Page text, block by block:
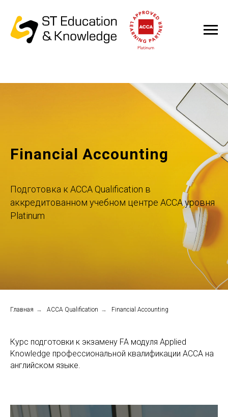
Financial Accounting
Подготовка к ACCA Qualification в
аккредитованном учебном центре ACCA уровня
Platinum
Главная → ACCA Qualification → Financial Accounting
Курс подготовки к экзамену FA модуля Applied
Knowledge профессиональной квалификации АССА на
английском языке.